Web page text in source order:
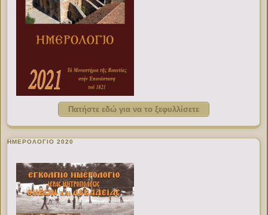
Πατήστε εδώ για να το ξεφυλλίσετε
ΗΜΕΡΟΛΟΓΙΟ 2020